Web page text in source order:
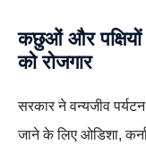
कछुओं और पक्षियों
को रोजगार
सरकार ने वन्यजीव
जाने के लिए ओडिशा,